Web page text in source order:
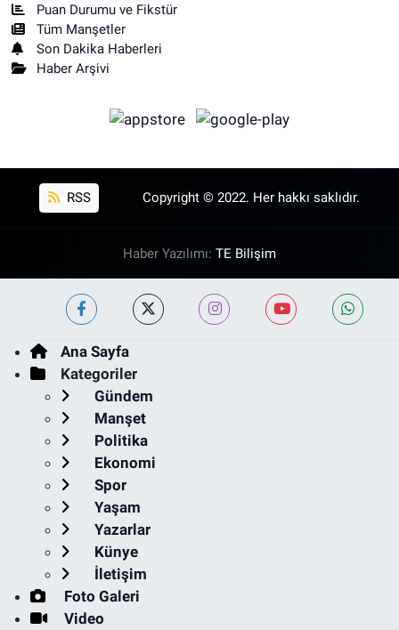
Puan Durumu ve Fikstür
Tüm Manşetler
Son Dakika Haberleri
Haber Arşivi
RSS Copyright © 2022. Her hakkı saklıdır.
Haber Yazılımı: TE Bilişim
Ana Sayfa
Kategoriler
Gündem
Manşet
Politika
Ekonomi
Spor
Yaşam
Yazarlar
Künye
İletişim
Foto Galeri
Video